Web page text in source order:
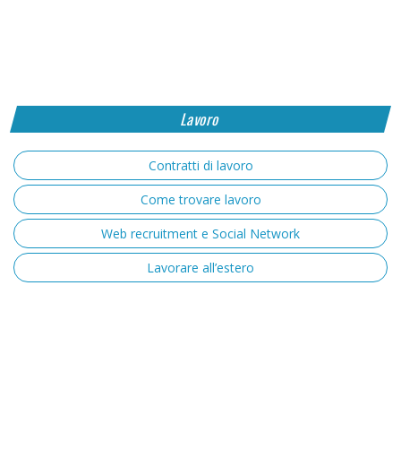
Lavoro
Contratti di lavoro
Come trovare lavoro
Web recruitment e Social Network
Lavorare all’estero